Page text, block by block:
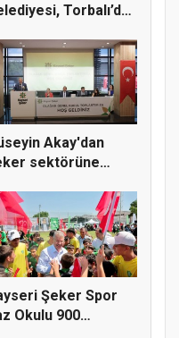
Torbalı’da
Akay'dan
sektörüne
Şeker Spor
Okulu 900